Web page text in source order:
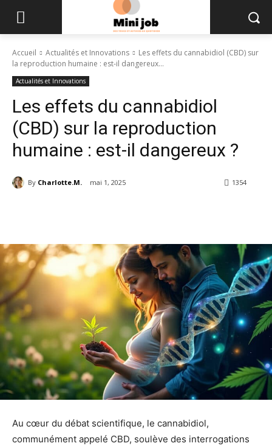
Accueil Actualités et Innovations
Les effets du cannabidiol (CBD) sur
la reproduction humaine : est-il dangereux...
Actualités et Innovations
Les effets du cannabidiol
(CBD) sur la reproduction
humaine : est-il dangereux ?
By Charlotte.M. mai 1, 2025 1354
Au cœur du débat scientifique, le cannabidiol,
communément appelé CBD, soulève des interrogations